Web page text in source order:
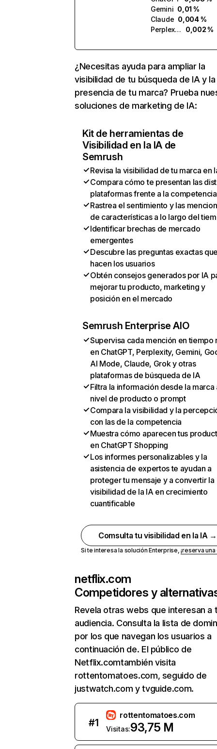
Gemini 0,01 %
Claude 0,004 %
Perplexity
0,002 %
¿Necesitas ayuda para ampliar la
visibilidad de tu búsqueda de IA y la
presencia de tu marca? Prueba
soluciones de marketing de IA:
Kit de herramientas de
Visibilidad en la IA de
Semrush
Revisa la visibilidad de tu marca en
Compara cómo te presentan las
plataformas frente a la competencia
Rastrea el sentimiento y las
de características a lo largo del
Identificar brechas de mercado
emergentes
Descubre las preguntas exactas
hacen los usuarios
Obtén consejos generados por IA
mejorar tu producto, marketing y
posición en el mercado
Semrush Enterprise AIO
Supervisa cada mención en tiempo
en ChatGPT, Perplexity, Gemini,
AI Mode, Claude, Grok y otras
plataformas de búsqueda de IA
Filtra la información desde la marca
nivel de producto o prompt
Compara la visibilidad y la
con las de la competencia
Muestra cómo aparecen tus
en ChatGPT Shopping
Los informes personalizables y la
asistencia de expertos te ayudan a
proteger tu mensaje y a convertir la
visibilidad de la IA en crecimiento
cuantificable
Comsulta tu visibilidad en la IA →
Si te interesa la solución Enterprise,¡reserva
netflix.com
Competidores y
Revela otras webs que interesan a
audiencia. Consulta la lista de
por los que navegan los usuarios a
continuación de. El público de
Netflix.comtambién visita
rottentomatoes.com, seguido de
justwatch.com y tvguide.com.
#1
rottentomatoes.com
Visitas:93,75 M